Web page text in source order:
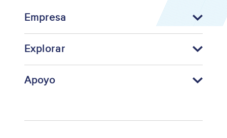
Empresa
Explorar
Apoyo